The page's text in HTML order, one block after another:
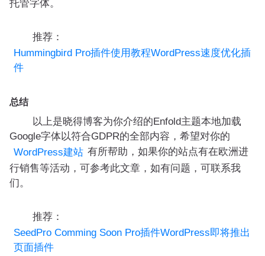
托管字体。
推荐：
Hummingbird Pro插件使用教程WordPress速度优化插
件
总结
以上是晓得博客为你介绍的Enfold主题本地加载
Google字体以符合GDPR的全部内容，希望对你的
WordPress建站 有所帮助，如果你的站点有在欧洲进
行销售等活动，可参考此文章，如有问题，可联系我
们。
推荐：
SeedPro Comming Soon Pro插件WordPress即将推出
页面插件